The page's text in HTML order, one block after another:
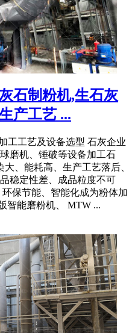
石制粉机,生石灰
产工艺 ...
工工艺及设备选型 石灰企业
磨机、锤破等设备加工石
、能耗高、生产工艺落后、
稳定性差、成品粒度不可
保节能、智能化成为粉体加
智能磨粉机、 MTW ...